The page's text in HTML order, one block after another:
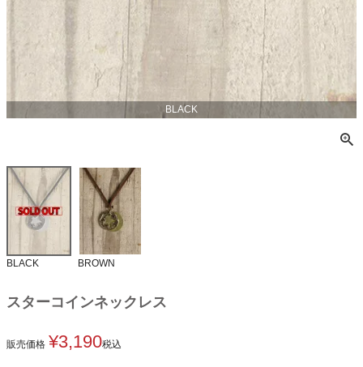
BLACK
BLACK BROWN
スターコインネックレス
販売価格 ¥3,190税込